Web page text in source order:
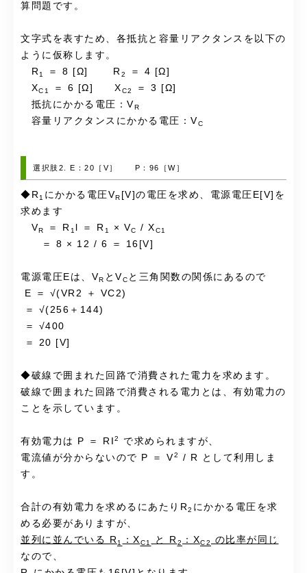
算問題です。
文字式を表すため、各抵抗と容量リアクタンスを以下の
ように仮称します。
R1 ＝ 8 [Ω] R2
＝ 4 [Ω]
XC1 ＝ 6 [Ω] XC2
＝ 3 [Ω]
抵抗にかかる電圧：VR
容量リアクタンスにかかる電圧：VC
選択肢2. E：20［V］ P：96［W］
◆R1 にかかる電圧VR [V]の電圧を求め、電源電圧E[V]を
求めます
VR ＝ R 1 l ＝ R 1 × VC / XC1
＝ 8 × 12 / 6 ＝ 16[V]
電源電圧Eは、VR とVC と三角関数の関係にあるので
E ＝ √(VR2 ＋ VC2)
＝ √(256＋144)
＝ √400
＝ 20 [V]
◆破線で囲まれた回路で消費された電力を求めます。
破線で囲まれた回路で消費される電力とは、有効電力の
ことを示しています。
有効電力は P ＝ RI 2
で求められますが、
電流値が分からないので P ＝ V2
/ R として利用しま
す。
合計の有効電力を求めるにあたりR2 にかかる電圧を求
める必要がありますが、
並列に並んでいる R1 ：XC1 と R2 ：XC2
の比率が同じ
なので、